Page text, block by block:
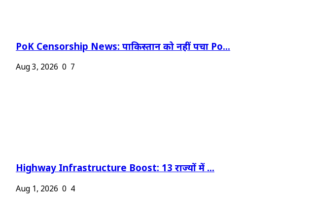
PoK Censorship News: पाकिस्तान को नहीं पचा Po...
Aug 3, 2026 0 7
Highway Infrastructure Boost: 13 राज्यों में ...
Aug 1, 2026 0 4